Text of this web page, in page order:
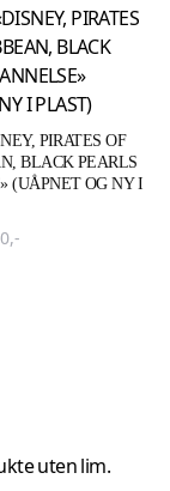
PIRATES OF
BLACK PEARLS
(UÅPNET OG NY I
,-